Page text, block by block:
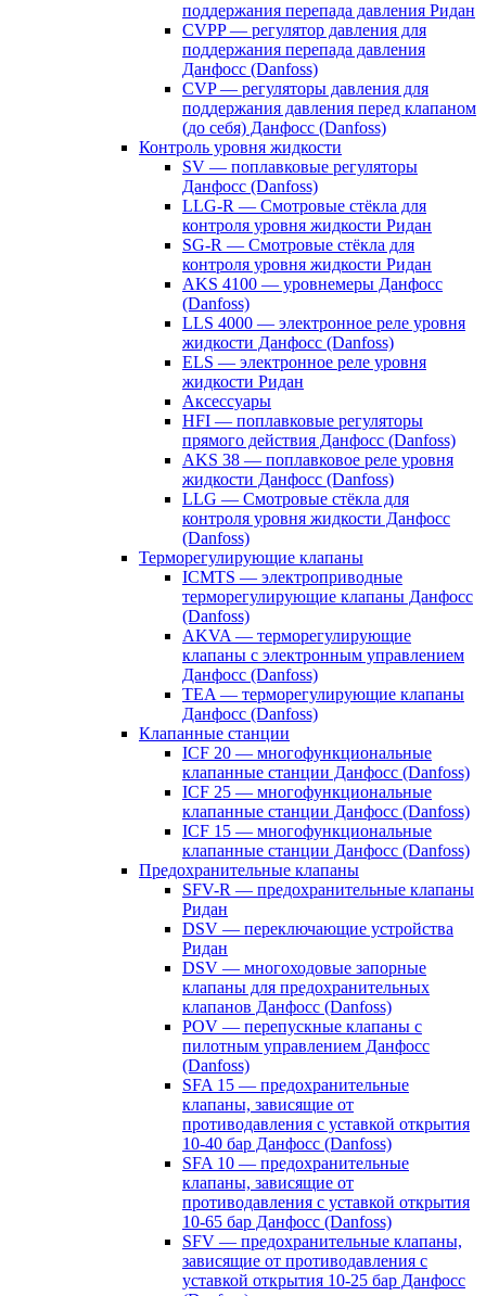
поддержания перепада давления Ридан
CVPP — регулятор давления для
поддержания перепада давления
Данфосс (Danfoss)
CVP — регуляторы давления для
поддержания давления перед клапаном
(до себя) Данфосс (Danfoss)
Контроль уровня жидкости
SV — поплавковые регуляторы
Данфосс (Danfoss)
LLG-R — Смотровые стёкла для
контроля уровня жидкости Ридан
SG-R — Смотровые стёкла для
контроля уровня жидкости Ридан
AKS 4100 — уровнемеры Данфосс
(Danfoss)
LLS 4000 — электронное реле уровня
жидкости Данфосс (Danfoss)
ELS — электронное реле уровня
жидкости Ридан
Аксессуары
HFI — поплавковые регуляторы
прямого действия Данфосс (Danfoss)
AKS 38 — поплавковое реле уровня
жидкости Данфосс (Danfoss)
LLG — Смотровые стёкла для
контроля уровня жидкости Данфосс
(Danfoss)
Терморегулирующие клапаны
ICMTS — электроприводные
терморегулирующие клапаны Данфосс
(Danfoss)
AKVA — терморегулирующие
клапаны с электронным управлением
Данфосс (Danfoss)
TEA — терморегулирующие клапаны
Данфосс (Danfoss)
Клапанные станции
ICF 20 — многофункциональные
клапанные станции Данфосс (Danfoss)
ICF 25 — многофункциональные
клапанные станции Данфосс (Danfoss)
ICF 15 — многофункциональные
клапанные станции Данфосс (Danfoss)
Предохранительные клапаны
SFV-R — предохранительные клапаны
Ридан
DSV — переключающие устройства
Ридан
DSV — многоходовые запорные
клапаны для предохранительных
клапанов Данфосс (Danfoss)
POV — перепускные клапаны с
пилотным управлением Данфосс
(Danfoss)
SFA 15 — предохранительные
клапаны, зависящие от
противодавления с уставкой открытия
10-40 бар Данфосс (Danfoss)
SFA 10 — предохранительные
клапаны, зависящие от
противодавления с уставкой открытия
10-65 бар Данфосс (Danfoss)
SFV — предохранительные клапаны,
зависящие от противодавления с
уставкой открытия 10-25 бар Данфосс